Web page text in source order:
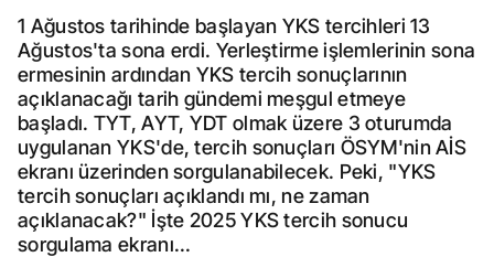
1 Ağustos tarihinde başlayan YKS tercihleri 13
Ağustos'ta sona erdi. Yerleştirme işlemlerinin sona
ermesinin ardından YKS tercih sonuçlarının
açıklanacağı tarih gündemi meşgul etmeye
başladı. TYT, AYT, YDT olmak üzere 3 oturumda
uygulanan YKS'de, tercih sonuçları ÖSYM'nin AİS
ekranı üzerinden sorgulanabilecek. Peki, "YKS
tercih sonuçları açıklandı mı, ne zaman
açıklanacak?" İşte 2025 YKS tercih sonucu
sorgulama ekranı...